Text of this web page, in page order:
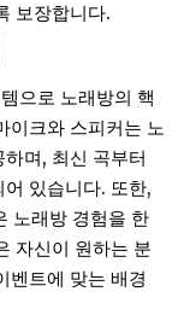
보장합니다.
으로 노래방의 핵
이크와 스피커는 노
며, 최신 곡부터
있습니다. 또한,
노래방 경험을 한
자신이 원하는 분
벤트에 맞는 배경